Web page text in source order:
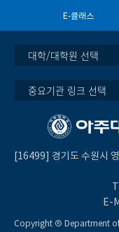
E-클래스
대학/대학원 선택
중요기관 링크 선택
[16499] 경기도 수원시
E-
Copyright Ⓒ Department